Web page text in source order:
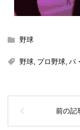
野球
野球, プロ野球,パ